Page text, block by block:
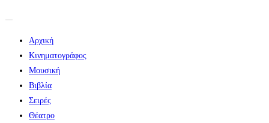
Αρχική
Κινηματογράφος
Μουσική
Βιβλία
Σειρές
Θέατρο